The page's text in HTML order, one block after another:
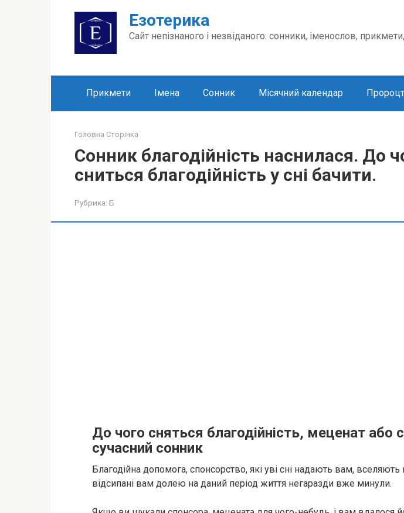
Езотерика
Сайт непізнаного і незвіданого: сонники, іменослов,
Прикмети Імена Сонник Місячний календар
Головна Сторінка
Сонник благодійність наснилася. До
сниться благодійність у сні бачити.
Рубрика: Б
До чого сняться благодійність, меценат або
сучасний сонник
Благодійна допомога, спонсорство, які уві сні надають вам, вселяють
відсипані вам долею на даний період життя негаразди вже минули.